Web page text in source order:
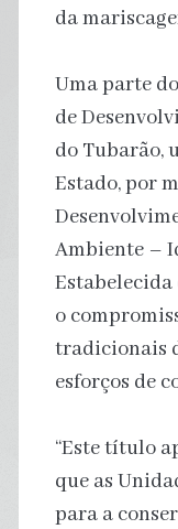
da
Uma parte
de
do Tubarão,
Estado, por
Ambiente –
Estabelecida
o
tradicionais
esforços de
“Este título
que as
para a